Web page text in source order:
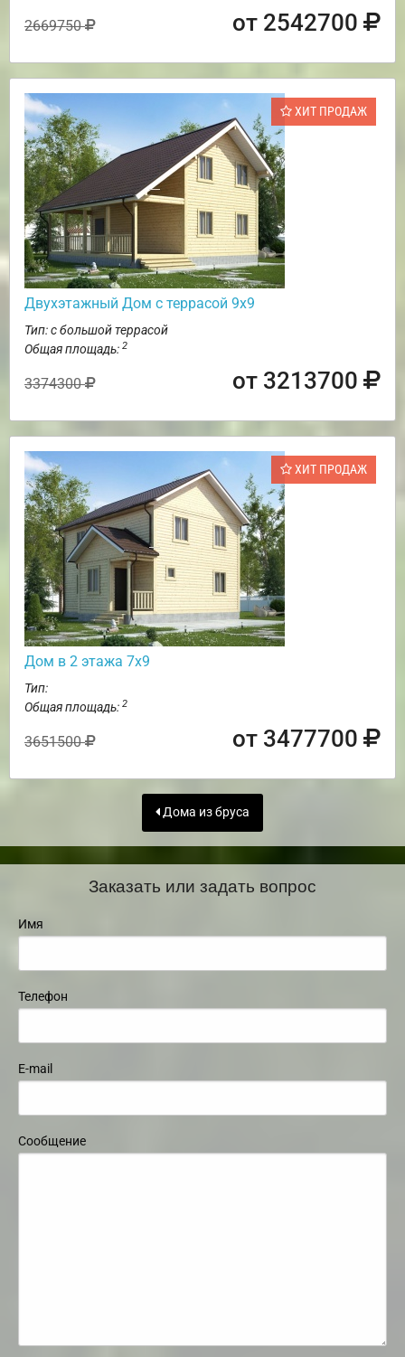
2669750 от 2542700
ХИТ ПРОДАЖ
Двухэтажный Дом с террасой 9х9
Тип: с большой террасой
Общая площадь: 2
3374300 от 3213700
ХИТ ПРОДАЖ
Дом в 2 этажа 7х9
Тип:
Общая площадь: 2
3651500 от 3477700
Дома из бруса
Заказать или задать вопрос
Имя
Телефон
E-mail
Сообщение